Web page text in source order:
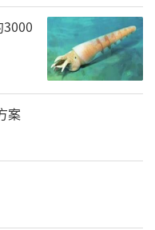
独特的香气，成为
。”这句出自先秦
，就记录了当时
物，并赋予“珍
瓜树，将成熟的
县最后更名为现
案